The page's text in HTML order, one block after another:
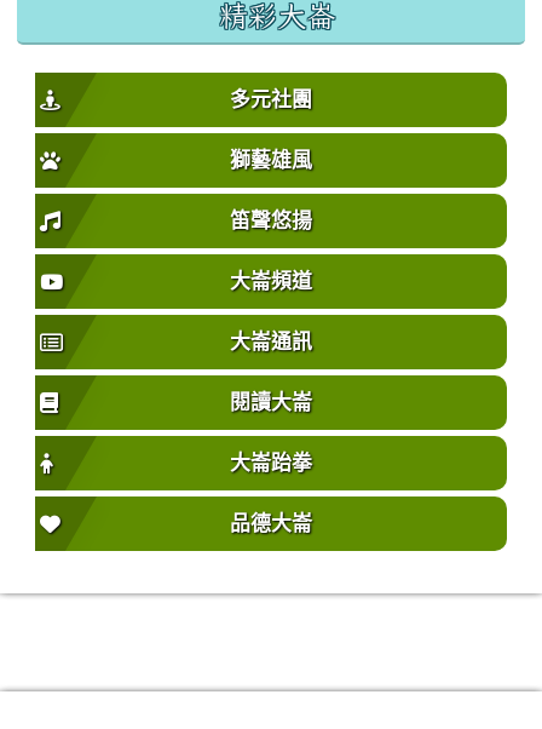
精彩大崙
多元社團
獅藝雄風
笛聲悠揚
大崙頻道
大崙通訊
閱讀大崙
大崙跆拳
品德大崙